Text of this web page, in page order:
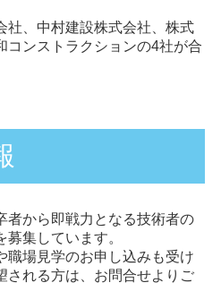
社、中村建設株式会社、株式
コンストラクションの4社が合
者から即戦力となる技術者の
集しています。
職場見学のお申し込みも受け
される方は、お問合せよりご